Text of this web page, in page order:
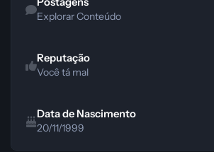
Explorar Conteúdo
Reputação
Você tá mal
Data de Nascimento
20/11/1999